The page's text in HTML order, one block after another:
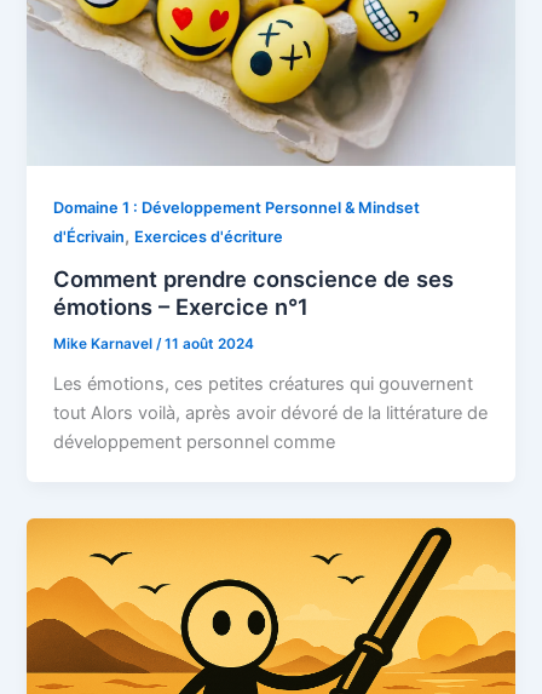
Domaine 1 : Développement Personnel & Mindset
d'Écrivain, Exercices d'écriture
Comment prendre conscience de ses
émotions – Exercice n°1
Mike Karnavel /11 août 2024
Les émotions, ces petites créatures qui gouvernent
tout Alors voilà, après avoir dévoré de la littérature de
développement personnel comme